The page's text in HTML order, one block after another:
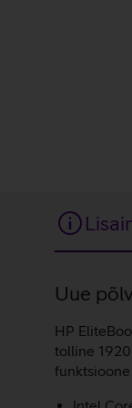
Uue
HP
tolline
funktsioone